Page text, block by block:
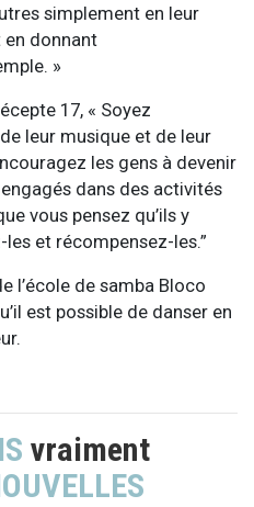
simplement en leur
en donnant
»
17, « Soyez
leur musique et de leur
les gens à devenir
dans des activités
vous pensez qu’ils y
et récompensez-les.”
l’école de samba Bloco
est possible de danser en
vraiment